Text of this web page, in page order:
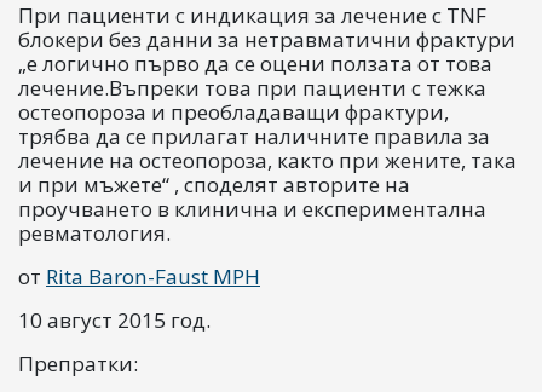
При пациенти с индикация за лечение с TNF
блокери без данни за нетравматични фрактури
„е логично първо да се оцени ползата от това
лечение.Въпреки това при пациенти с тежка
остеопороза и преобладаващи фрактури,
трябва да се прилагат наличните правила за
лечение на остеопороза, както при жените, така
и при мъжете“ , споделят авторите на
проучването в клинична и експериментална
ревматология.
от Rita Baron-Faust MPH
10 август 2015 год.
Препратки: